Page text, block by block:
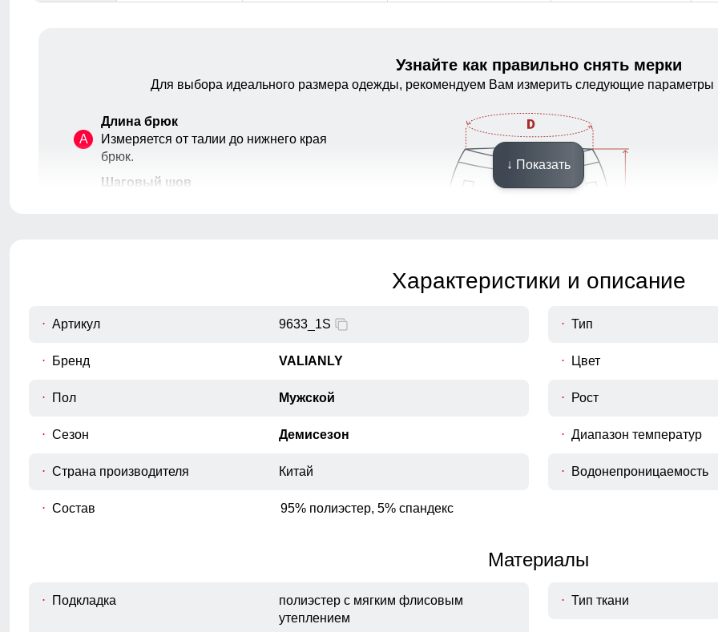
Узнайте как правильно снять мерки
Для выбора идеального размера одежды, рекомендуем Вам измерить следующие
A
Длина брюк
Измеряется от талии до нижнего края
брюк.
Шаговый шов
Измеряется вокруг самой широкой
нижнему краю.
↓ Показать
Характеристики и описание
Артикул 9633_1S
Бренд VALIANLY
Пол Мужской
Сезон Демисезон
Страна производителя Китай
Тип
Цвет
Рост
Диапазон температур
Водонепроницаемость
Состав 95% полиэстер, 5% спандекс
Материалы
Подкладка
полиэстер с мягким флисовым
утеплением
Тип ткани